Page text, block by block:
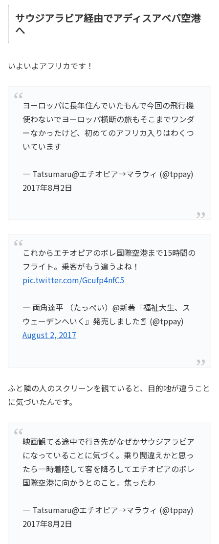
サウジアラビア経由でアディスアベバ空港
へ
いよいよアフリカです！
ヨーロッパに長年住んでいたもんで今回の飛行機
使わないでヨーロッパ横断の旅もそこまでワンダ
ーなかったけど、初めてのアフリカ入りはわくつ
いています
— Tatsumaru@エチオピア→マラウィ (@tppay)
2017年8月2日
これからエチオピアのボレ国際空港まで15時間の
フライト。乗客がもう違うよね！
pic.twitter.com/Gcufp4nfC5
— 両角達平 （たっぺい）@新著『福祉大生、ス
ウェーデンへいく』発売しました📕 (@tppay)
August 2, 2017
ふと隣の人のスクリーンを観ていると、目的地が違うこと
に気づいたんです。
映画観てる途中で行き先がなぜかサウジアラビア
になっていることに気づく。乗り間違えかと思っ
たら一時着陸して客を降ろしてエチオピアのボレ
国際空港に向かうとのこと。焦ったわ
— Tatsumaru@エチオピア→マラウィ (@tppay)
2017年8月2日